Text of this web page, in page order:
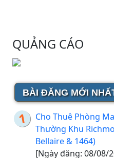
QUẢNG CÁO
BÀI ĐĂNG MỚI
Cho Thuê Phòng
Thường Khu
Bellaire & 1464)
[Ngày đăng: 08/08/